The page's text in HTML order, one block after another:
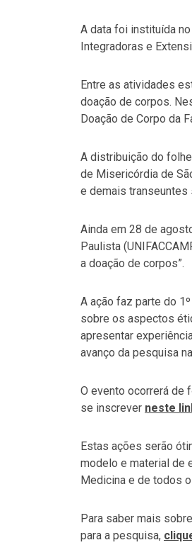
A data foi instituída
Integradoras e
Entre as atividades
doação de corpos.
Doação de Corpo da
A distribuição do
de Misericórdia de
e demais transeuntes
Ainda em 28 de
Paulista
a doação de corpos”.
A ação faz parte do
sobre os aspectos
apresentar
avanço da pesquisa
O evento ocorrerá de
se inscrever neste
Estas ações serão
modelo e material de
Medicina e de todos
Para saber mais
para a pesquisa,